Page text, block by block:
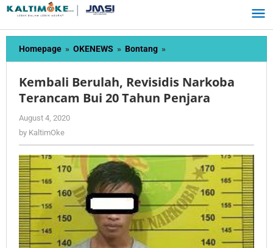
Skip
content
Homepage » OKENEWS » Bontang »
Berulah,
Narkoba
Terancam
Kembali Berulah, Revisidis Narkoba
Terancam Bui 20 Tahun Penjara
August 4, 2020
by KaltimOke